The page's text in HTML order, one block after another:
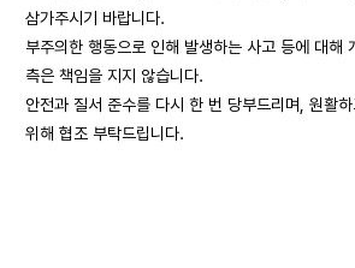
삼가주시기 바랍니다.
부주의한 행동으로 인해 발생하는 사고 등에 대해
측은 책임을 지지 않습니다.
안전과 질서 준수를 다시 한 번 당부드리며, 원활
위해 협조 부탁드립니다.